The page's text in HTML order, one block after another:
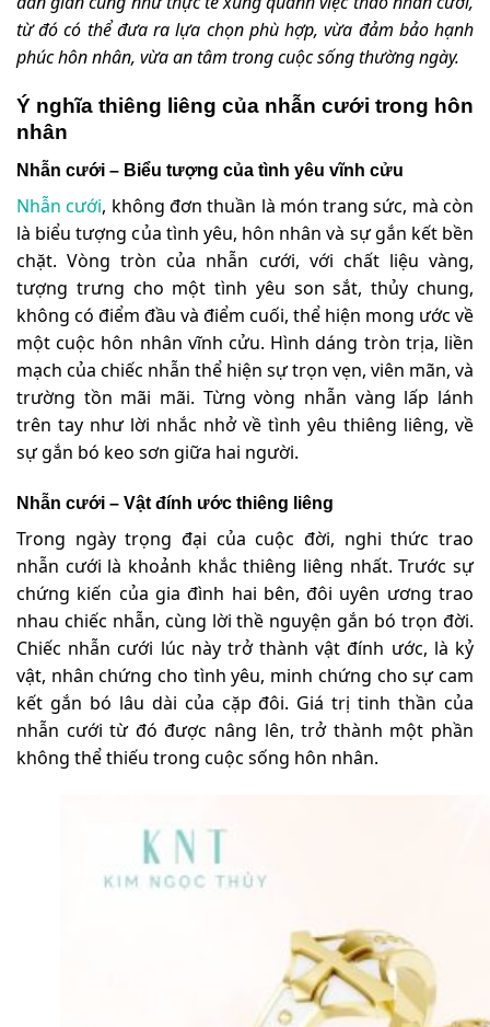
từ đó có thể đưa ra lựa chọn phù hợp, vừa đảm bảo hạnh
phúc hôn nhân, vừa an tâm trong cuộc sống thường ngày.
Ý nghĩa thiêng liêng của nhẫn cưới trong hôn
nhân
Nhẫn cưới – Biểu tượng của tình yêu vĩnh cửu
Nhẫn cưới, không đơn thuần là món trang sức, mà còn
là biểu tượng của tình yêu, hôn nhân và sự gắn kết bền
chặt. Vòng tròn của nhẫn cưới, với chất liệu vàng,
tượng trưng cho một tình yêu son sắt, thủy chung,
không có điểm đầu và điểm cuối, thể hiện mong ước về
một cuộc hôn nhân vĩnh cửu. Hình dáng tròn trịa, liền
mạch của chiếc nhẫn thể hiện sự trọn vẹn, viên mãn, và
trường tồn mãi mãi. Từng vòng nhẫn vàng lấp lánh
trên tay như lời nhắc nhở về tình yêu thiêng liêng, về
sự gắn bó keo sơn giữa hai người.
Nhẫn cưới – Vật đính ước thiêng liêng
Trong ngày trọng đại của cuộc đời, nghi thức trao
nhẫn cưới là khoảnh khắc thiêng liêng nhất. Trước sự
chứng kiến của gia đình hai bên, đôi uyên ương trao
nhau chiếc nhẫn, cùng lời thề nguyện gắn bó trọn đời.
Chiếc nhẫn cưới lúc này trở thành vật đính ước, là kỷ
vật, nhân chứng cho tình yêu, minh chứng cho sự cam
kết gắn bó lâu dài của cặp đôi. Giá trị tinh thần của
nhẫn cưới từ đó được nâng lên, trở thành một phần
không thể thiếu trong cuộc sống hôn nhân.